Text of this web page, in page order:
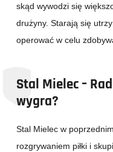
skąd wywodzi się
drużyny. Starają się
operować w celu
Stal Mielec –
wygra?
Stal Mielec w
rozgrywaniem piłki i